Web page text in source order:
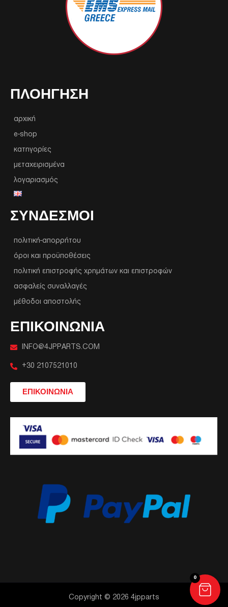
ΠΛΟΉΓΗΣΗ
αρχική
e-shop
κατηγορίες
μεταχειρισμένα
λογαριασμός
ΣΥΝΔΕΣΜΟΙ
πολιτική-απορρήτου
όροι και προϋποθέσεις
πολιτική επιστροφής χρημάτων και επιστροφών
ασφαλείς συναλλαγές
μέθοδοι αποστολής
ΕΠΙΚΟΙΝΩΝΙΑ
INFO@4JPPARTS.COM
+30 2107521010
ΕΠΙΚΟΙΝΩΝΙΑ
Copyright © 2026 4jpparts
0